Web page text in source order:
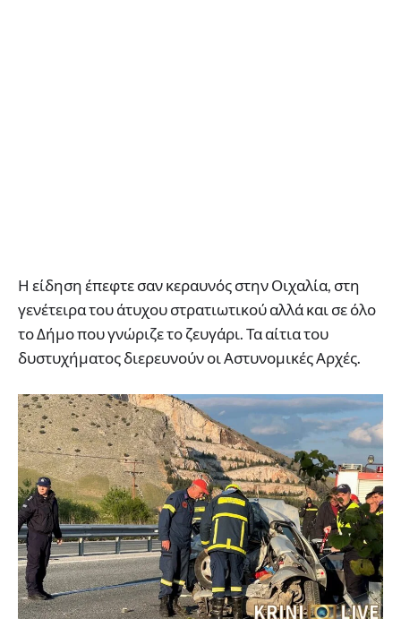
Η είδηση έπεφτε σαν κεραυνός στην Οιχαλία, στη
γενέτειρα του άτυχου στρατιωτικού αλλά και σε όλο
το Δήμο που γνώριζε το ζευγάρι. Τα αίτια του
δυστυχήματος διερευνούν οι Αστυνομικές Αρχές.